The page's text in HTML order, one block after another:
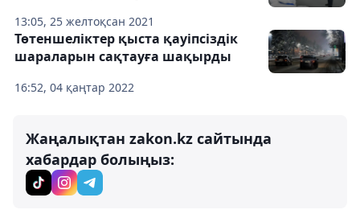
13:05, 25 желтоқсан 2021
16:52, 04 қаңтар 2022
Төтеншеліктер қыста қауіпсіздік
шараларын сақтауға шақырды
Жаңалықтан zakon.kz сайтында
хабардар болыңыз: